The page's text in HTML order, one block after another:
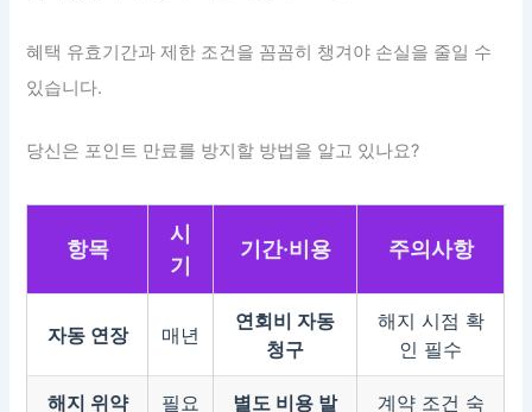
혜택 유효기간과 제한 조건을 꼼꼼히 챙겨야 손실을 줄일 수
있습니다.
당신은 포인트 만료를 방지할 방법을 알고 있나요?
항목
시
기
기간·비용 주의사항
자동 연장 매년
연회비 자동
청구
해지 시점 확
인 필수
해지 위약
필요
별도 비용 발
계약 조건 숙